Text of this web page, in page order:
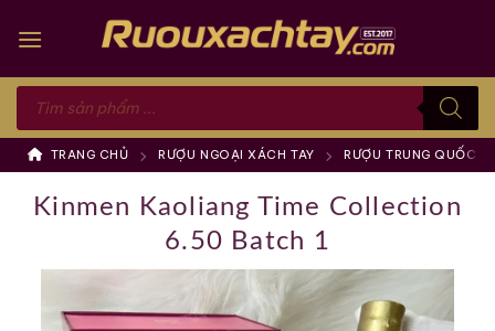
Tìm
kiếm
phẩm
TRANG CHỦ RƯỢU NGOẠI XÁCH TAY RƯỢU TRUNG QUỐC
Kinmen Kaoliang Time Collection
6.50 Batch 1